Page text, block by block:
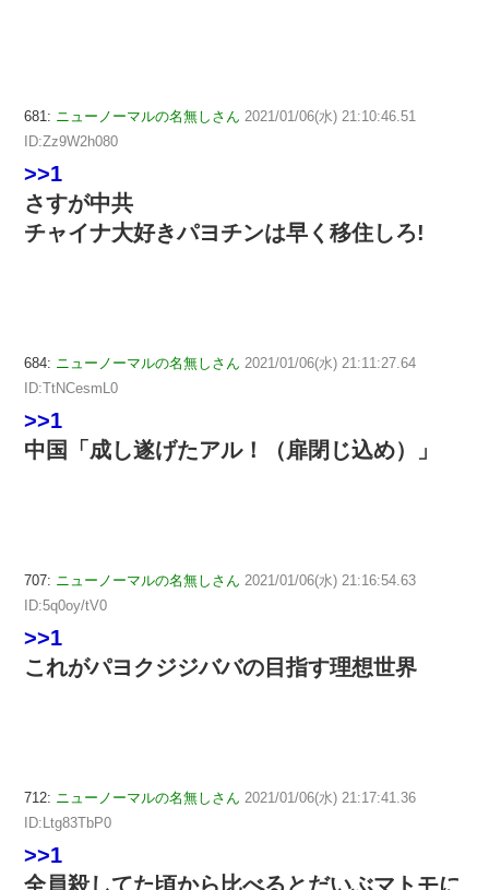
681: ニューノーマルの名無しさん 2021/01/06(水) 21:10:46.51
ID:Zz9W2h080
>>1
さすが中共
チャイナ大好きパヨチンは早く移住しろ!
684: ニューノーマルの名無しさん 2021/01/06(水) 21:11:27.64
ID:TtNCesmL0
>>1
中国「成し遂げたアル！（扉閉じ込め）」
707: ニューノーマルの名無しさん 2021/01/06(水) 21:16:54.63
ID:5q0oy/tV0
>>1
これがパヨクジジババの目指す理想世界
712: ニューノーマルの名無しさん 2021/01/06(水) 21:17:41.36
ID:Ltg83TbP0
>>1
全員殺してた頃から比べるとだいぶマトモに